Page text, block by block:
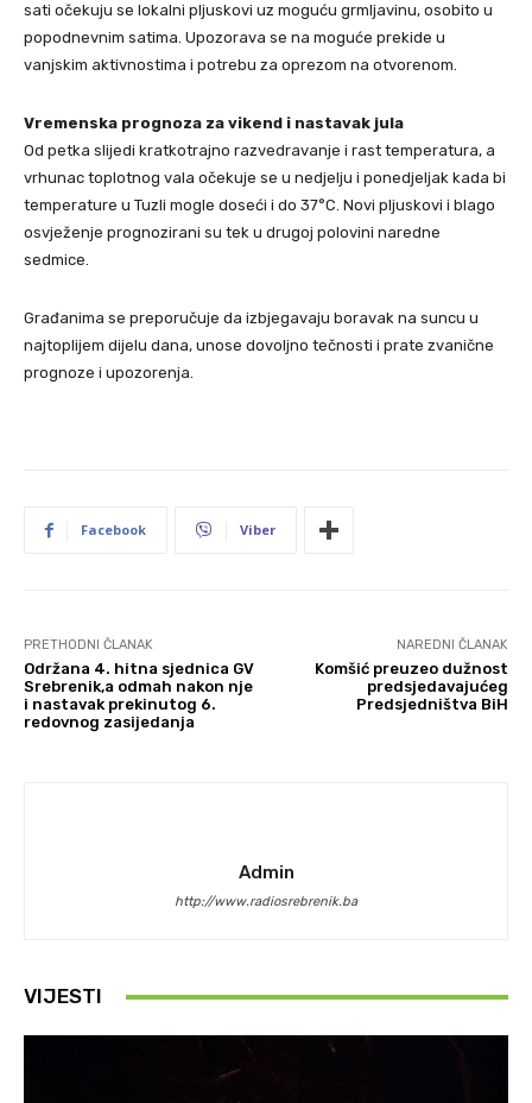
sati očekuju se lokalni pljuskovi uz moguću grmljavinu, osobito u
popodnevnim satima. Upozorava se na moguće prekide u
vanjskim aktivnostima i potrebu za oprezom na otvorenom.
Vremenska prognoza za vikend i nastavak jula
Od petka slijedi kratkotrajno razvedravanje i rast temperatura, a
vrhunac toplotnog vala očekuje se u nedjelju i ponedjeljak kada bi
temperature u Tuzli mogle doseći i do 37°C. Novi pljuskovi i blago
osvježenje prognozirani su tek u drugoj polovini naredne
sedmice.
Građanima se preporučuje da izbjegavaju boravak na suncu u
najtoplijem dijelu dana, unose dovoljno tečnosti i prate zvanične
prognoze i upozorenja.
Facebook Viber
PRETHODNI ČLANAK
Održana 4. hitna sjednica GV
Srebrenik,a odmah nakon nje
i nastavak prekinutog 6.
redovnog zasijedanja
NAREDNI ČLANAK
Komšić preuzeo dužnost
predsjedavajućeg
Predsjedništva BiH
Admin
http://www.radiosrebrenik.ba
VIJESTI